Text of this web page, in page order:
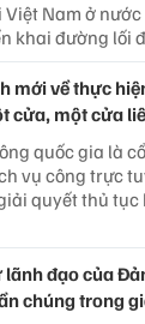
Nam ở
khai đường lối
mới về thực
cửa, một cửa
quốc gia là
vụ công trực
quyết thủ
đạo của
chúng trong